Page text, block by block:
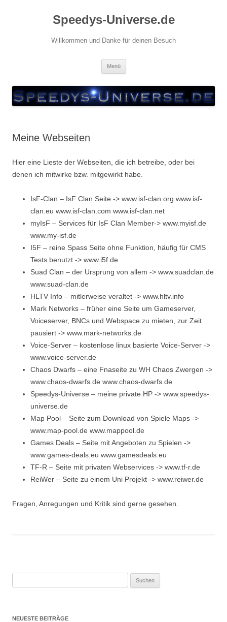
Speedys-Universe.de
Willkommen und Danke für deinen Besuch
Menü
Meine Webseiten
Hier eine Lieste der Webseiten, die ich betreibe, oder bei
denen ich mitwirke bzw. mitgewirkt habe.
IsF-Clan – IsF Clan Seite -> www.isf-clan.org www.isf-
clan.eu www.isf-clan.com www.isf-clan.net
myIsF – Services für IsF Clan Member-> www.myisf.de
www.my-isf.de
I5F – reine Spass Seite ohne Funktion, häufig für CMS
Tests benutzt -> www.i5f.de
Suad Clan – der Ursprung von allem -> www.suadclan.de
www.suad-clan.de
HLTV Info – mitlerweise veraltet -> www.hltv.info
Mark Networks – früher eine Seite um Gameserver,
Voiceserver, BNCs und Webspace zu mieten, zur Zeit
pausiert -> www.mark-networks.de
Voice-Server – kostenlose linux basierte Voice-Server ->
www.voice-server.de
Chaos Dwarfs – eine Fnaseite zu WH Chaos Zwergen ->
www.chaos-dwarfs.de www.chaos-dwarfs.de
Speedys-Universe – meine private HP -> www.speedys-
universe.de
Map Pool – Seite zum Download von Spiele Maps ->
www.map-pool.de www.mappool.de
Games Deals – Seite mit Angeboten zu Spielen ->
www.games-deals.eu www.gamesdeals.eu
TF-R – Seite mit privaten Webservices -> www.tf-r.de
ReiWer – Seite zu einem Uni Projekt -> www.reiwer.de
Fragen, Anregungen und Kritik sind gerne gesehen.
nach:
NEUESTE BEITRÄGE